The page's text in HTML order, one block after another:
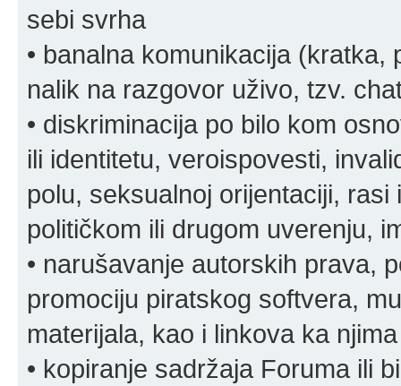
sebi svrha
• banalna komunikacija
nalik na razgovor uživo, tzv.
• diskriminacija po bilo kom
ili identitetu, veroispovesti,
polu, seksualnoj orijentaciji,
političkom ili drugom uverenju,
• narušavanje autorskih prava,
promociju piratskog softvera,
materijala, kao i linkova ka njima
• kopiranje sadržaja Foruma ili